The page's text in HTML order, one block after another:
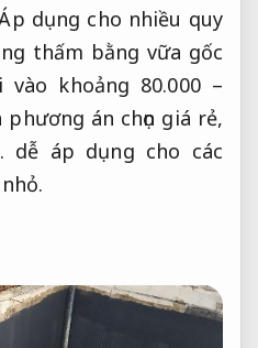
dụng cho nhiều quy
thấm bằng vữa gốc
khoảng 80.000 –
án chọn giá rẻ,
dễ áp dụng cho các